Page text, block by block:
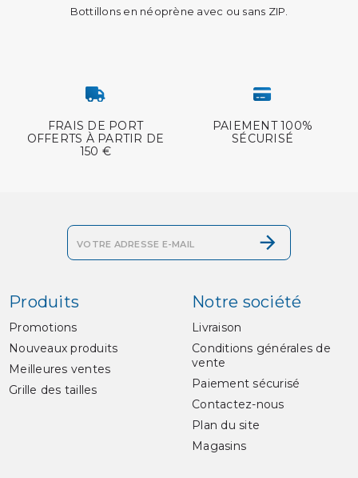
Bottillons en néoprène avec ou sans ZIP.
FRAIS DE PORT
OFFERTS À PARTIR DE
150 €
PAIEMENT 100%
SÉCURISÉ
Produits
Promotions
Nouveaux produits
Meilleures ventes
Grille des tailles
Notre société
Livraison
Conditions générales de
vente
Paiement sécurisé
Contactez-nous
Plan du site
Magasins